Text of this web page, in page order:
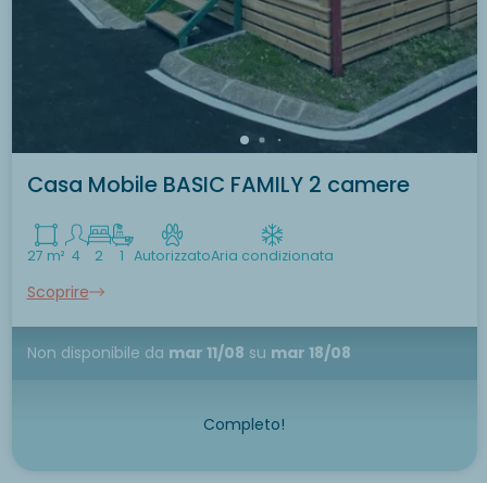
Casa Mobile BASIC FAMILY 2 camere
27 m² 4 2 1 AutorizzatoAria condizionata
Scoprire
Non disponibile da mar 11/08 su mar 18/08
Completo!